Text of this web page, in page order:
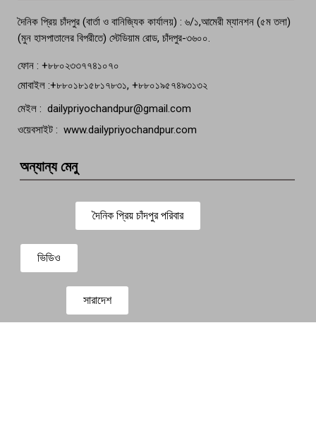
দৈনিক প্রিয় চাঁদপুর (বার্তা ও বানিজ্যিক কার্যালয়) : ৬/১,আমেরী ম্যানশন (৫ম তলা)
(মুন হাসপাতালের বিপরীতে) স্টেডিয়াম রোড, চাঁদপুর-৩৬০০.
ফোন : +৮৮০২৩৩৭৭৪১০৭০
মোবাইল :+৮৮০১৮১৫৮১৭৮৩১, +৮৮০১৯৫৭৪৯৩১৩২
মেইল : dailypriyochandpur@gmail.com
ওয়েবসাইট : www.dailypriyochandpur.com
অন্যান্য মেনু
দৈনিক প্রিয় চাঁদপুর পরিবার
ভিডিও
সারাদেশ